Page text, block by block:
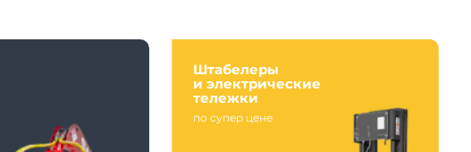
Штабелеры
и электрические
тележки
по супер цене